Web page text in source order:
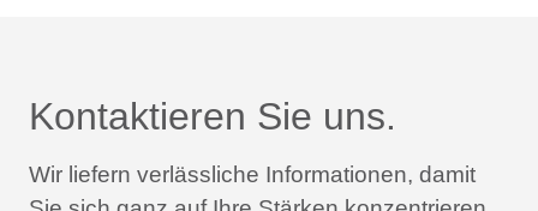
Kontaktieren Sie uns.
Wir liefern verlässliche Informationen, damit